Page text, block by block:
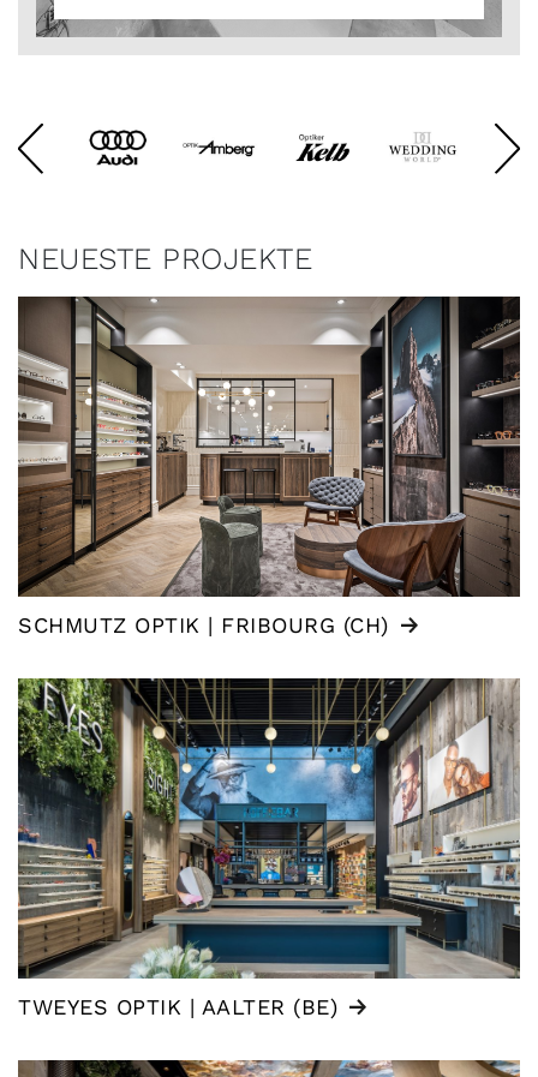
NEUESTE PROJEKTE
SCHMUTZ OPTIK | FRIBOURG (CH)
TWEYES OPTIK | AALTER (BE)